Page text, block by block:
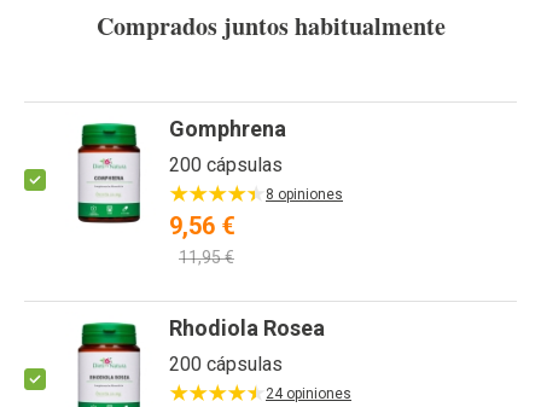
Comprados juntos habitualmente
Gomphrena
200 cápsulas
8 opiniones
9,56 €
11,95 €
Rhodiola Rosea
200 cápsulas
24 opiniones